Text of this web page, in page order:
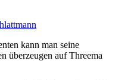
kann man seine
überzeugen auf Threema